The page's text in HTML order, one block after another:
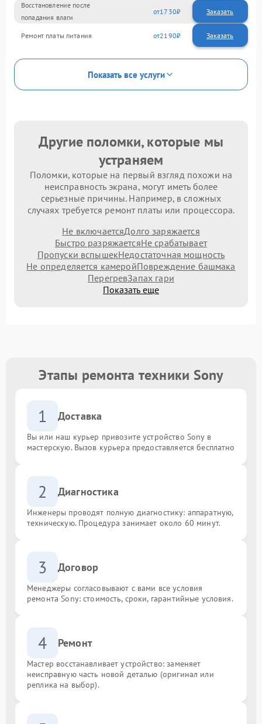
Восстановление после
попадания влаги
1730
Ремонт платы питания 2190
Показать все услуги
Другие поломки, которые мы
устраняем
Поломки, которые на первый взгляд похожи на
неисправность экрана, могут иметь более
серьезные причины. Например, в сложных
случаях требуется ремонт платы или процессора.
Не включаетсяДолго заряжается
Быстро разряжаетсяНе срабатывает
Пропуски вспышекНедостаточная мощность
Не определяется камеройПовреждение башмака
ПерегревЗапах гари
Показать еще
Этапы ремонта техники Sony
1 Доставка
Вы или наш курьер привозите устройство Sony в
мастерскую. Вызов курьера предоставляется бесплатно
2 Диагностика
Инженеры проводят полную диагностику: аппаратную,
техническую. Процедура занимает около 60 минут.
3 Договор
Менеджеры согласовывают с вами все условия
ремонта Sony: стоимость, сроки, гарантийные условия.
4 Ремонт
Мастер восстанавливает устройство: заменяет
неисправную часть новой деталью (оригинал или
реплика на выбор).